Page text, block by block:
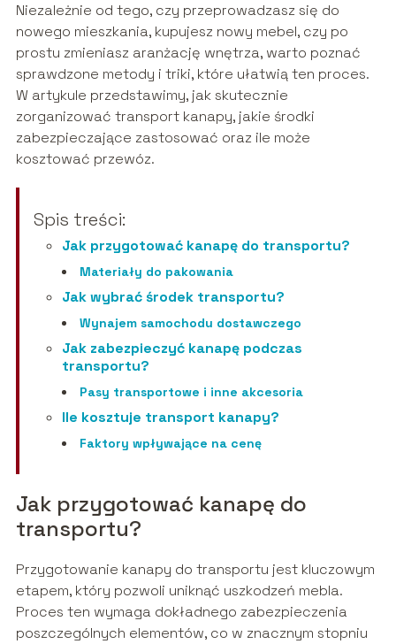
Niezależnie od tego, czy przeprowadzasz się do
nowego mieszkania, kupujesz nowy mebel, czy po
prostu zmieniasz aranżację wnętrza, warto poznać
sprawdzone metody i triki, które ułatwią ten proces.
W artykule przedstawimy, jak skutecznie
zorganizować transport kanapy, jakie środki
zabezpieczające zastosować oraz ile może
kosztować przewóz.
Spis treści:
Jak przygotować kanapę do transportu?
Materiały do pakowania
Jak wybrać środek transportu?
Wynajem samochodu dostawczego
Jak zabezpieczyć kanapę podczas
transportu?
Pasy transportowe i inne akcesoria
Ile kosztuje transport kanapy?
Faktory wpływające na cenę
Jak przygotować kanapę do
transportu?
Przygotowanie kanapy do transportu jest kluczowym
etapem, który pozwoli uniknąć uszkodzeń mebla.
Proces ten wymaga dokładnego zabezpieczenia
poszczególnych elementów, co w znacznym stopniu